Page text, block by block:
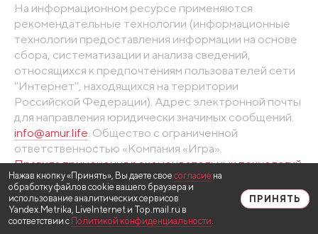
На информационном ресурсе применяются
рекомендательные технологии (информационные
технологии предоставления информации на основе
сбора, систематизации и анализа сведений,
относящихся к предпочтениям пользователей сети
"Интернет", находящихся на территории
Российской Федерации). Адрес электронной почты
для направления юридически значимых сообщений:
info@amur.life. Общество с ограниченной
ответственностью «Компания «Игра».
Правила применения рекомендательных технологий
Нажав кнопку «Принять», Вы даете свое согласие на
обработку файлов cookie вашего браузера и
использование аналитических сервисов
Yandex.Metrika, LiveInternet и Top.mail.ru в
соответствии с Политикой конфиденциальности.
ПРИНЯТЬ